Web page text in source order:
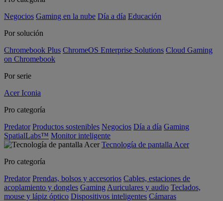
Negocios Gaming en la nube Día a día Educación
Por solución
Chromebook Plus ChromeOS Enterprise Solutions Cloud Gaming
on Chromebook
Por serie
Acer Iconia
Pro categoría
Predator Productos sostenibles Negocios Día a día Gaming
SpatialLabs™ Monitor inteligente
Tecnología de pantalla Acer
Pro categoría
Predator Prendas, bolsos y accesorios Cables, estaciones de
acoplamiento y dongles Gaming Auriculares y audio Teclados,
mouse y lápiz óptico Dispositivos inteligentes Cámaras